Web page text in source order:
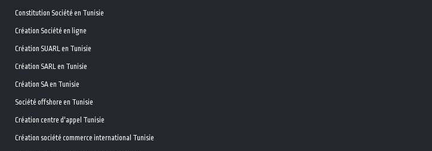
Constitution Société en Tunisie
Création Société en ligne
Création SUARL en Tunisie
Création SARL en Tunisie
Création SA en Tunisie
Société offshore en Tunisie
Création centre d'appel Tunisie
Création société commerce international Tunisie